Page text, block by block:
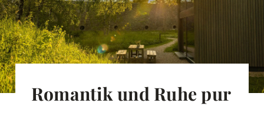
Romantik und Ruhe pur